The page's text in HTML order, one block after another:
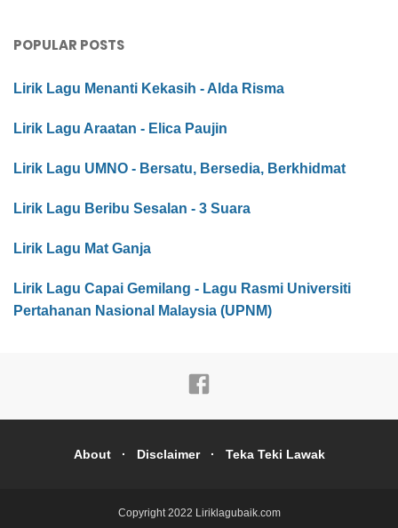
POPULAR POSTS
Lirik Lagu Menanti Kekasih - Alda Risma
Lirik Lagu Araatan - Elica Paujin
Lirik Lagu UMNO - Bersatu, Bersedia, Berkhidmat
Lirik Lagu Beribu Sesalan - 3 Suara
Lirik Lagu Mat Ganja
Lirik Lagu Capai Gemilang - Lagu Rasmi Universiti
Pertahanan Nasional Malaysia (UPNM)
About Disclaimer Teka Teki Lawak
Copyright 2022 Liriklagubaik.com